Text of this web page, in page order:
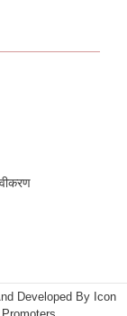
Developed By Icon